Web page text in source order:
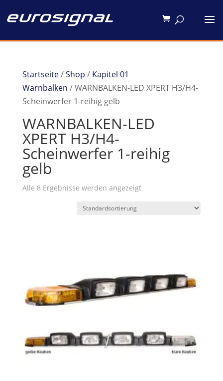
Startseite/Shop / Kapitel 01
Warnbalken / WARNBALKEN-LED XPERT H3/H4-
Scheinwerfer 1-reihig gelb
WARNBALKEN-LED
XPERT H3/H4-
Scheinwerfer 1-reihig
gelb
Alle 8 Ergebnisse werden angezeigt